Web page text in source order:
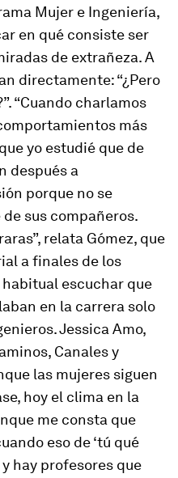
Mujer e Ingeniería,
en qué consiste ser
de extrañeza. A
directamente: “¿Pero
“Cuando charlamos
más
yo estudié que de
después a
porque no se
sus compañeros.
relata Gómez, que
a finales de los
escuchar que
en la carrera solo
Jessica Amo,
Canales y
las mujeres siguen
hoy el clima en la
me consta que
eso de ‘tú qué
hay profesores que